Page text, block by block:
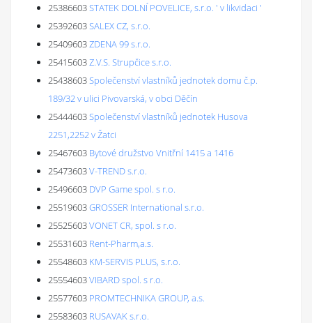
25386603STATEK DOLNÍ POVELICE, s.r.o. ' v likvidaci '
25392603SALEX CZ, s.r.o.
25409603ZDENA 99 s.r.o.
25415603Z.V.S. Strupčice s.r.o.
25438603Společenství vlastníků jednotek domu č.p.
189/32 v ulici Pivovarská, v obci Děčín
25444603Společenství vlastníků jednotek Husova
2251,2252 v Žatci
25467603 Bytové družstvo Vnitřní 1415 a 1416
25473603V-TREND s.r.o.
25496603 DVP Game spol. s r.o.
25519603GROSSER International s.r.o.
25525603VONET CR, spol. s r.o.
25531603 Rent-Pharm,a.s.
25548603 KM-SERVIS PLUS, s.r.o.
25554603VIBARD spol. s r.o.
25577603 PROMTECHNIKA GROUP, a.s.
25583603 RUSAVAK s.r.o.